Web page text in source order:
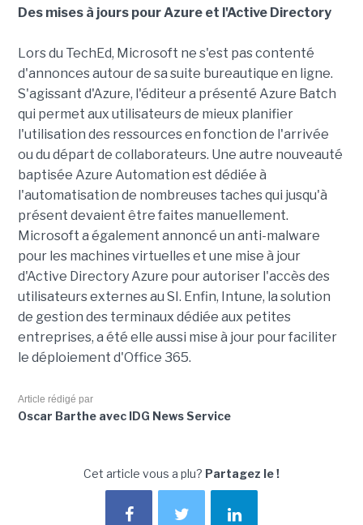
Des mises à jours pour Azure et l'Active Directory
Lors du TechEd, Microsoft ne s'est pas contenté
d'annonces autour de sa suite bureautique en ligne.
S'agissant d'Azure, l'éditeur a présenté Azure Batch
qui permet aux utilisateurs de mieux planifier
l'utilisation des ressources en fonction de l'arrivée
ou du départ de collaborateurs. Une autre nouveauté
baptisée Azure Automation est dédiée à
l'automatisation de nombreuses taches qui jusqu'à
présent devaient être faites manuellement.
Microsoft a également annoncé un anti-malware
pour les machines virtuelles et une mise à jour
d'Active Directory Azure pour autoriser l'accès des
utilisateurs externes au SI. Enfin, Intune, la solution
de gestion des terminaux dédiée aux petites
entreprises, a été elle aussi mise à jour pour faciliter
le déploiement d'Office 365.
Article rédigé par
Oscar Barthe avec IDG News Service
Cet article vous a plu? Partagez le !